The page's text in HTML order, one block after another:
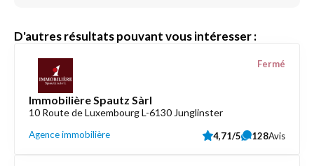
D'autres résultats pouvant vous intéresser :
Immobilière Spautz Sàrl
10 Route de Luxembourg L-6130 Junglinster
Agence immobilière
Fermé
4,71/5 128Avis